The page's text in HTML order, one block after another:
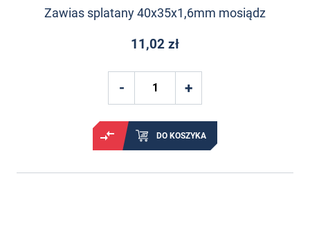
Zawias splatany 40x35x1,6mm mosiądz
11,02 zł
DO KOSZYKA